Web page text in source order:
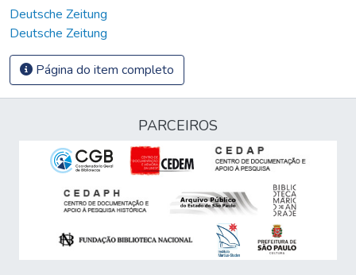
Deutsche Zeitung
Deutsche Zeitung
Página do item completo
PARCEIROS